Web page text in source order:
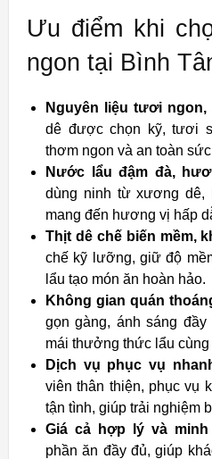
Ưu điểm khi
ngon tại Bình
Nguyên liệu tươi
dê được chọn kỹ, tươi
thơm ngon và an toàn
Nước lẩu đậm đà,
dùng ninh từ xương dê,
mang đến hương vị hấp
Thịt dê chế biến mềm,
chế kỹ lưỡng, giữ độ
lẩu tạo món ăn hoàn hảo.
Không gian quán
gọn gàng, ánh sáng
mái thưởng thức lẩu
Dịch vụ phục vụ
viên thân thiện, phục vụ
tận tình, giúp trải nghiệm
Giá cả hợp lý và minh
phần ăn đầy đủ, giúp